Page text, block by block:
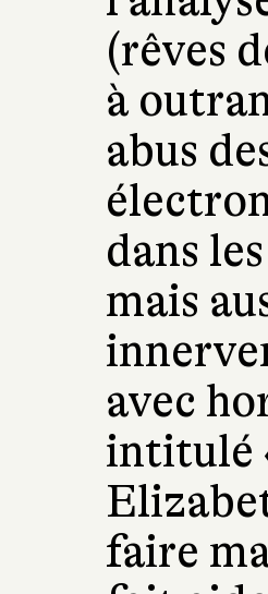
(rêves
à
abus
dans
mais
avec
intitulé
faire